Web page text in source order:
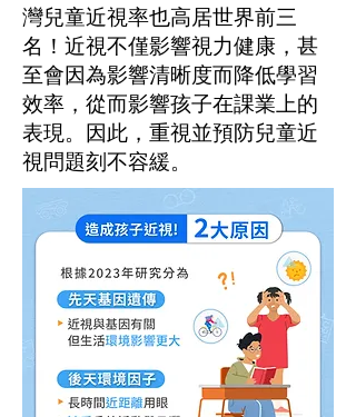
灣兒童近視率也高居世界前三
名！近視不僅影響視力健康，甚
至會因為影響清晰度而降低學習
效率，從而影響孩子在課業上的
表現。因此，重視並預防兒童近
視問題刻不容緩。